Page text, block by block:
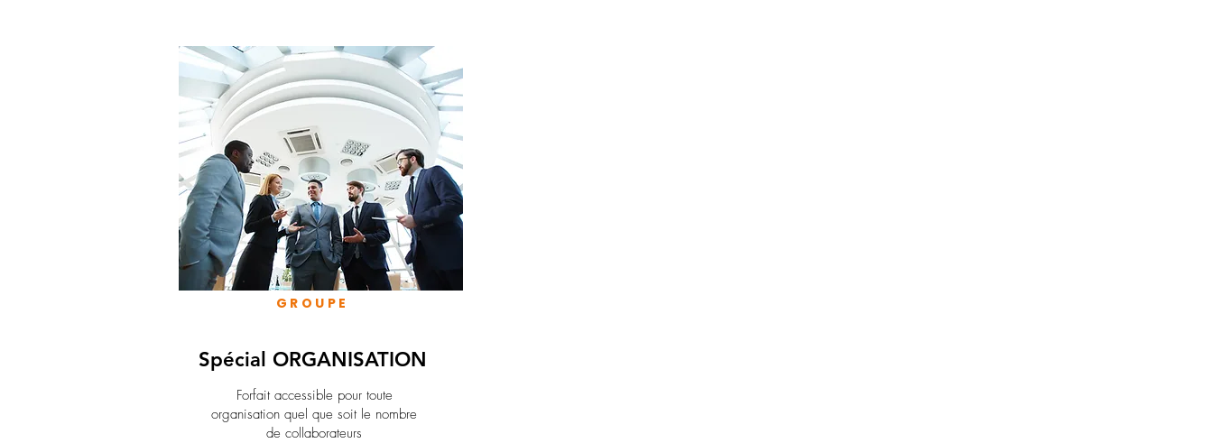
GROUPE
Spécial ORGANISATION
Forfait accessible pour toute
organisation quel que soit le nombre
de collaborateurs